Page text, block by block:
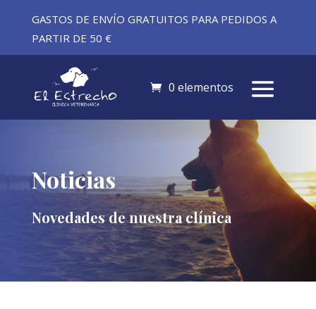
GASTOS DE ENVÍO GRATUITOS PARA PEDIDOS A
PARTIR DE 50 €
0 elementos
Noticias
Novedades de nuestra clínica